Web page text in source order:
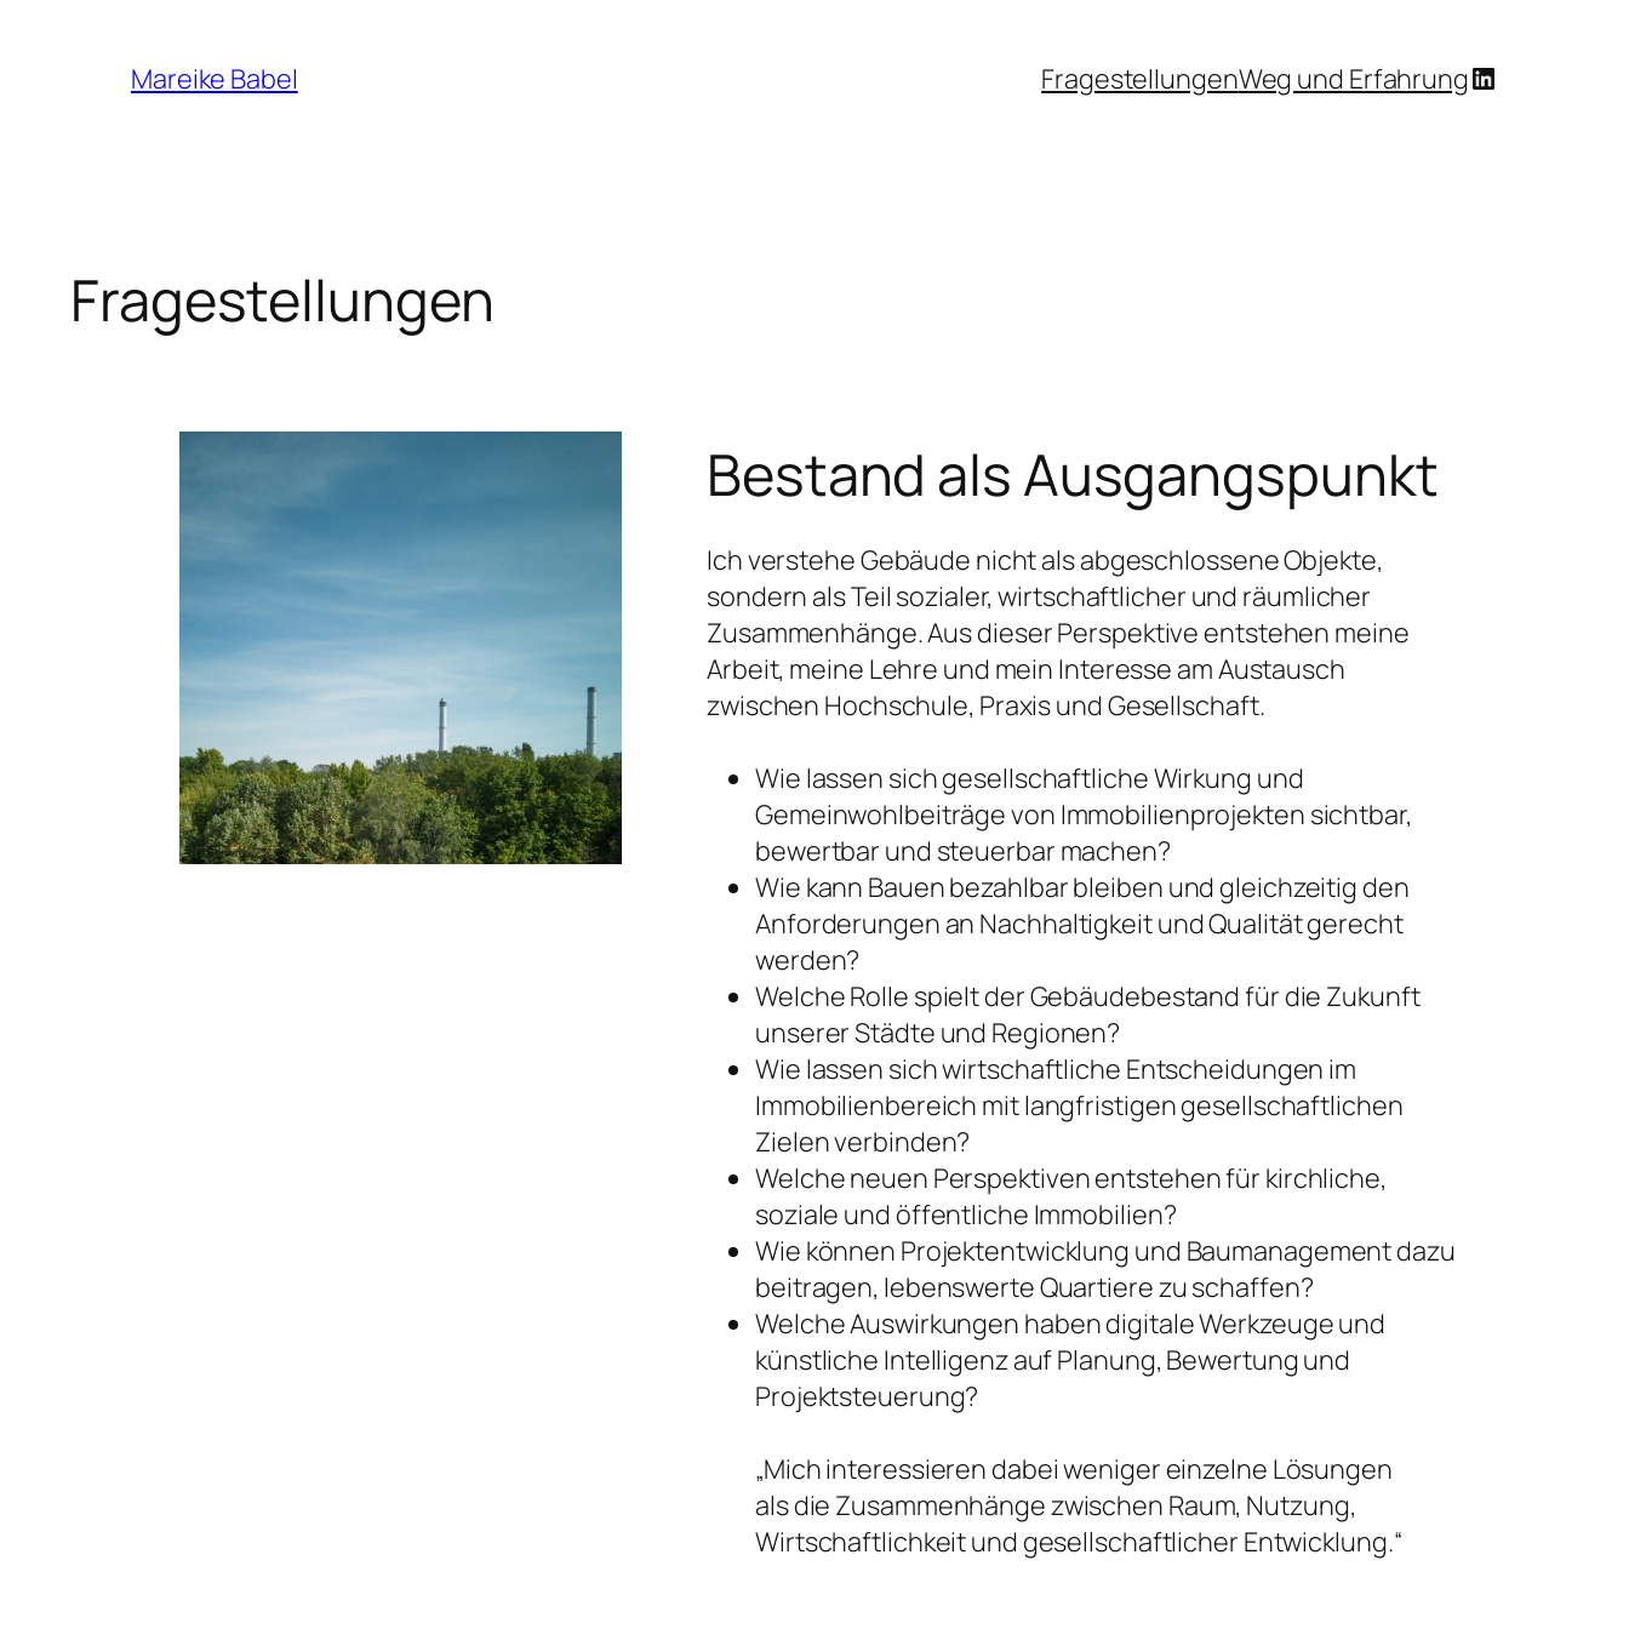
Mareike Babel FragestellungenWeg und ErfahrungLinkedIn
Fragestellungen
Bestand als Ausgangspunkt
Ich verstehe Gebäude nicht als abgeschlossene Objekte,
sondern als Teil sozialer, wirtschaftlicher und räumlicher
Zusammenhänge. Aus dieser Perspektive entstehen meine
Arbeit, meine Lehre und mein Interesse am Austausch
zwischen Hochschule, Praxis und Gesellschaft.
Wie lassen sich gesellschaftliche Wirkung und
Gemeinwohlbeiträge von Immobilienprojekten sichtbar,
bewertbar und steuerbar machen?
Wie kann Bauen bezahlbar bleiben und gleichzeitig den
Anforderungen an Nachhaltigkeit und Qualität gerecht
werden?
Welche Rolle spielt der Gebäudebestand für die Zukunft
unserer Städte und Regionen?
Wie lassen sich wirtschaftliche Entscheidungen im
Immobilienbereich mit langfristigen gesellschaftlichen
Zielen verbinden?
Welche neuen Perspektiven entstehen für kirchliche,
soziale und öffentliche Immobilien?
Wie können Projektentwicklung und Baumanagement dazu
beitragen, lebenswerte Quartiere zu schaffen?
Welche Auswirkungen haben digitale Werkzeuge und
künstliche Intelligenz auf Planung, Bewertung und
Projektsteuerung?
„Mich interessieren dabei weniger einzelne Lösungen
als die Zusammenhänge zwischen Raum, Nutzung,
Wirtschaftlichkeit und gesellschaftlicher Entwicklung.“